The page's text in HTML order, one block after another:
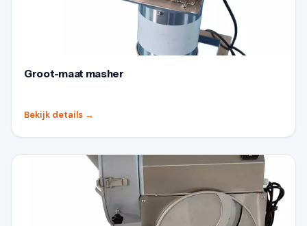
Groot-maat masher
Bekijk details →